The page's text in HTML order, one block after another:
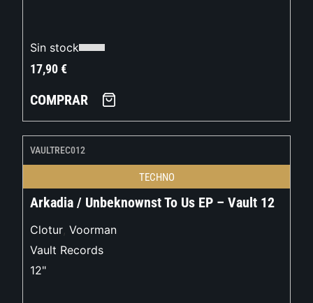
Sin stock
17,90€
COMPRAR
VAULTREC012
TECHNO
Arkadia / Unbeknownst To Us EP – Vault 12
Clotur, Voorman
Vault Records
12"